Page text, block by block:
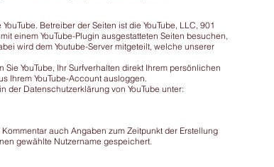
Betreiber der Seiten ist die YouTube, LLC, 901
einem YouTube-Plugin ausgestatteten Seiten besuchen,
wird dem Youtube-Server mitgeteilt, welche unserer
YouTube, Ihr Surfverhalten direkt Ihrem persönlichen
Ihrem YouTube-Account ausloggen.
der Datenschutzerklärung von YouTube unter:
auch Angaben zum Zeitpunkt der Erstellung
gewählte Nutzername gespeichert.